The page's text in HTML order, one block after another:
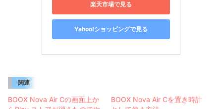
楽天市場で見る
Yahoo!ショッピングで見る
関連
BOOX Nova Air Cの画面上か
BOOX Nova Air Cを置き時計